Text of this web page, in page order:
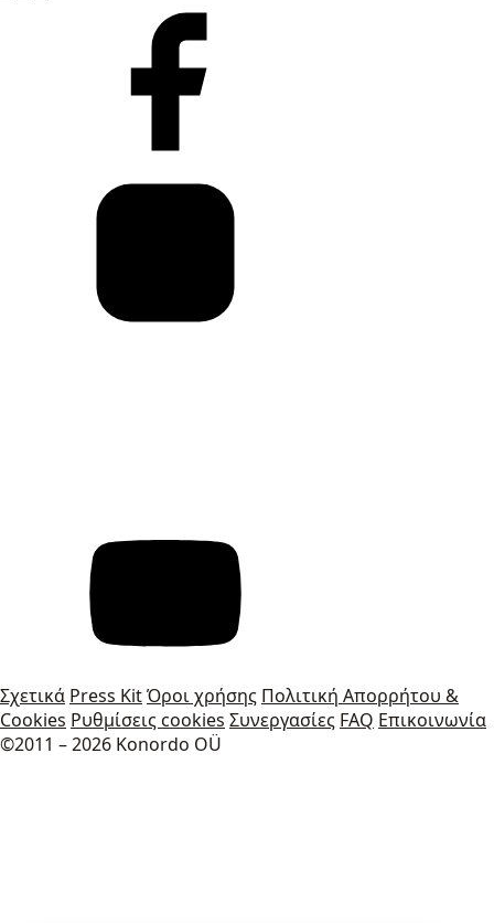
Σχετικά Press KitΌροι χρήσης Πολιτική Απορρήτου &
Cookies Ρυθμίσεις cookies Συνεργασίες FAQ Επικοινωνία
©2011 – 2026 Konordo OÜ